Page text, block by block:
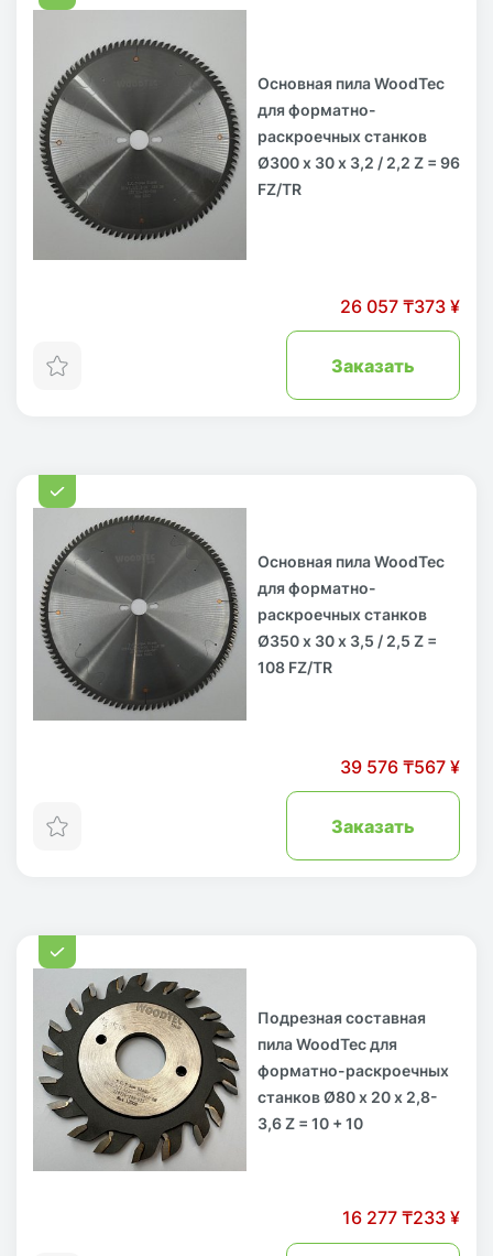
Основная пила WoodTec
для форматно-
раскроечных станков
Ø300 х 30 х 3,2 / 2,2 Z = 96
FZ/TR
26 057 ₸373 ¥
Заказать
Основная пила WoodTec
для форматно-
раскроечных станков
Ø350 х 30 x 3,5 / 2,5 Z =
108 FZ/TR
39 576 ₸567 ¥
Заказать
Подрезная составная
пила WoodTec для
форматно-раскроечных
станков Ø80 х 20 х 2,8-
3,6 Z = 10 + 10
16 277 ₸233 ¥